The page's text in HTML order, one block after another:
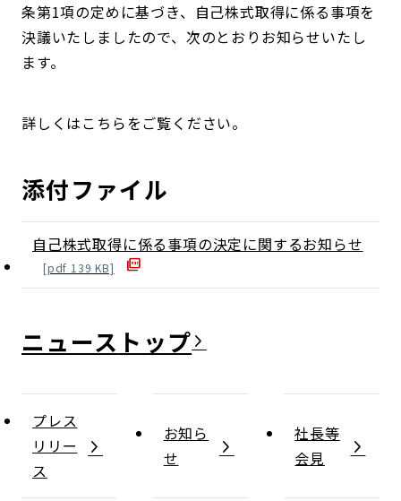
条第1項の定めに基づき、自己株式取得に係る事項を
決議いたしましたので、次のとおりお知らせいたし
ます。
詳しくはこちらをご覧ください。
添付ファイル
自己株式取得に係る事項の決定に関するお知らせ
[pdf 139 KB]
ニュース
プレス
リリー
ス
お知ら
せ
社長等
会見